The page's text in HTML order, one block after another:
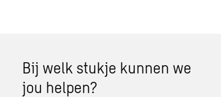
Bij welk stuk­je kun­nen we
jou hel­pen?